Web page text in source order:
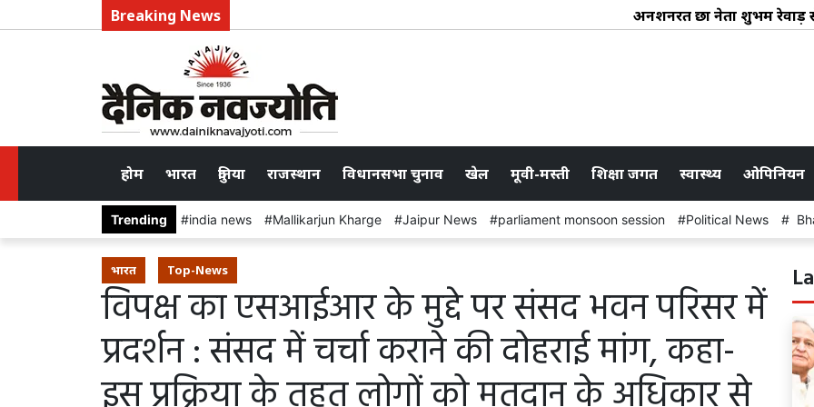
Breaking News अनशनरत छात्र नेता शुभम रेवाड़
होम भारत दुनिया राजस्थान विधानसभा चुनाव खेल मूवी-मस्ती शिक्षा जगत स्वास्थ्य ओपिनियन
Trending india news Mallikarjun Kharge Jaipur News parliament monsoon session Political News
भारत Top-News
विपक्ष का एसआईआर के मुद्दे पर संसद भवन परिसर में
प्रदर्शन : संसद में चर्चा कराने की दोहराई मांग, कहा-